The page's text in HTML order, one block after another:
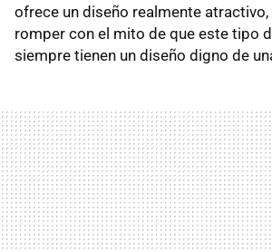
ofrece un diseño realmente
romper con el mito de que este tipo
siempre tienen un diseño digno de